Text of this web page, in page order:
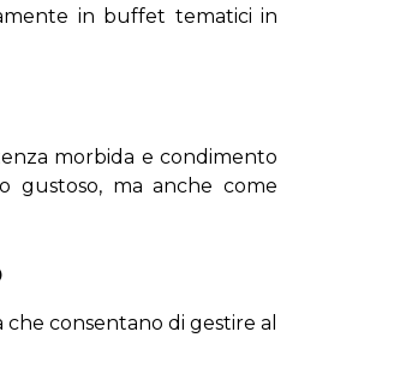
in buffet tematici in
morbida e condimento
gustoso, ma anche come
consentano di gestire al